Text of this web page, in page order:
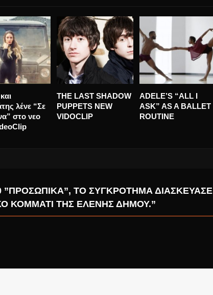
και
O Richard Ashcroft 6
ΧΡΟΝΙΑ ΜΕΤΑ,
ΞΕΡΕΙ ΠΩΣ ΕΙΝΑΙ ΝΑ
KINGS και
Μενιδιάτης λένε “Σε
Περίμενα” στο νεο
”ΠΡΟΣΩΠΙΚΆ”, ΤΟ ΣΥΓΚΡΌΤΗΜΑ ΔΙΑΣΚΕΎΑΣΕ
ΚΟΜΜΆΤΙ ΤΗΣ ΕΛΈΝΗΣ ΔΉΜΟΥ.”